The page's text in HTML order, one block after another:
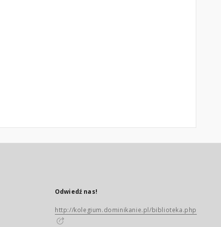
Odwiedź nas!
http://kolegium.dominikanie.pl/biblioteka.php